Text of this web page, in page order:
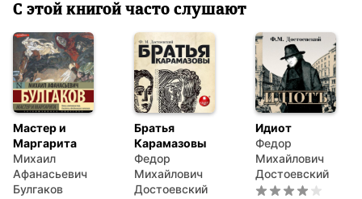
С этой книгой часто слушают
Мастер и
Маргарита
Михаил
Афанасьевич
Булгаков
Братья
Карамазовы
Федор
Михайлович
Достоевский
Идиот
Федор
Михайлович
Достоевский